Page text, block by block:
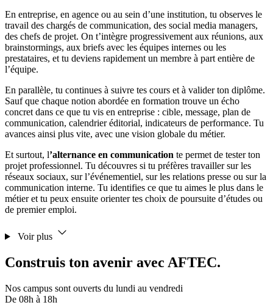
En entreprise, en agence ou au sein d’une institution, tu observes le
travail des chargés de communication, des social media managers,
des chefs de projet. On t’intègre progressivement aux réunions, aux
brainstormings, aux briefs avec les équipes internes ou les
prestataires, et tu deviens rapidement un membre à part entière de
l’équipe.
En parallèle, tu continues à suivre tes cours et à valider ton diplôme.
Sauf que chaque notion abordée en formation trouve un écho
concret dans ce que tu vis en entreprise : cible, message, plan de
communication, calendrier éditorial, indicateurs de performance. Tu
avances ainsi plus vite, avec une vision globale du métier.
Et surtout, l’alternance en communication te permet de tester ton
projet professionnel. Tu découvres si tu préfères travailler sur les
réseaux sociaux, sur l’événementiel, sur les relations presse ou sur la
communication interne. Tu identifies ce que tu aimes le plus dans le
métier et tu peux ensuite orienter tes choix de poursuite d’études ou
de premier emploi.
Voir plus
Construis ton avenir avec AFTEC.
Nos campus sont ouverts du lundi au vendredi
De 08h à 18h